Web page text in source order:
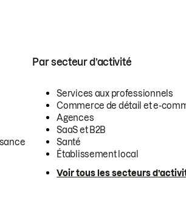
Par secteur d’activité
Services aux professionnels
Commerce de détail et e-
Agences
SaaS et B2B
Santé
Établissement local
Voir tous les secteurs